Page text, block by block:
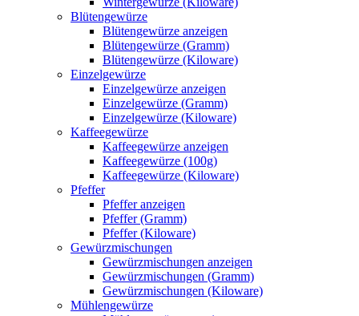
Blütengewürze
Blütengewürze anzeigen
Blütengewürze (Gramm)
Blütengewürze (Kiloware)
Einzelgewürze
Einzelgewürze anzeigen
Einzelgewürze (Gramm)
Einzelgewürze (Kiloware)
Kaffeegewürze
Kaffeegewürze anzeigen
Kaffeegewürze (100g)
Kaffeegewürze (Kiloware)
Pfeffer
Pfeffer anzeigen
Pfeffer (Gramm)
Pfeffer (Kiloware)
Gewürzmischungen
Gewürzmischungen anzeigen
Gewürzmischungen (Gramm)
Gewürzmischungen (Kiloware)
Mühlengewürze